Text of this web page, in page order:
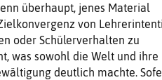
überhaupt, jenes Material
von
oder Schülerverhalten zu
was sowohl die Welt und ihre
deutlich machte.